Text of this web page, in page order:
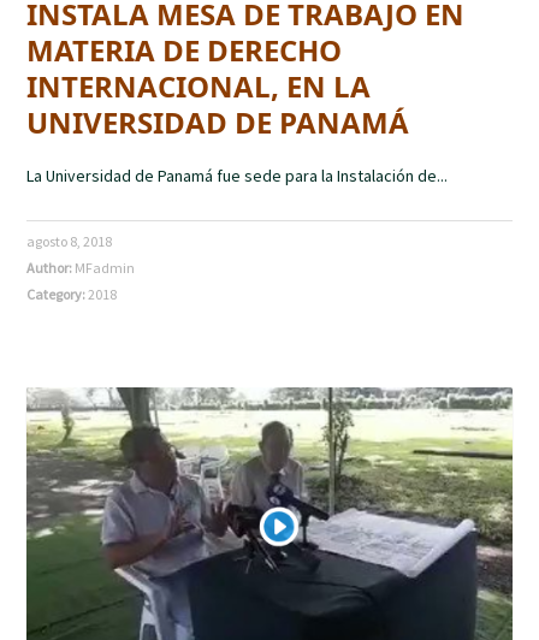
INSTALA MESA DE TRABAJO EN
MATERIA DE DERECHO
INTERNACIONAL, EN LA
UNIVERSIDAD DE PANAMÁ
La Universidad de Panamá fue sede para la Instalación de...
agosto 8, 2018
Author: MFadmin
Category:2018